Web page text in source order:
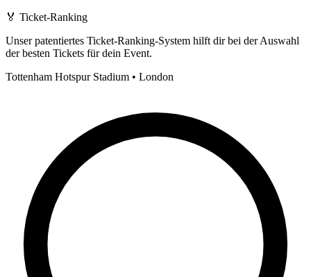
🏅 Ticket-Ranking
Unser patentiertes Ticket-Ranking-System hilft dir bei der Auswahl
der besten Tickets für dein Event.
Tottenham Hotspur Stadium • London